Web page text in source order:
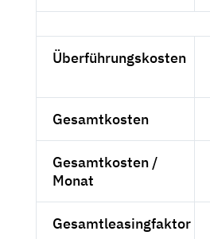
Überführungskosten
Gesamtkosten
Gesamtkosten /
Monat
Gesamtleasingfaktor